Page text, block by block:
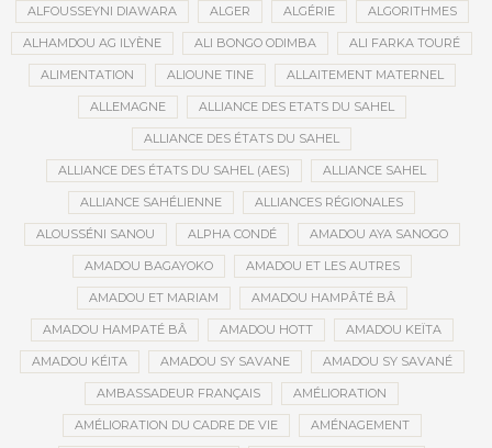
ALFOUSSEYNI DIAWARA ALGER ALGÉRIE ALGORITHMES
ALHAMDOU AG ILYÈNE ALI BONGO ODIMBA ALI FARKA TOURÉ
ALIMENTATION ALIOUNE TINE ALLAITEMENT MATERNEL
ALLEMAGNE ALLIANCE DES ETATS DU SAHEL
ALLIANCE DES ÉTATS DU SAHEL
ALLIANCE DES ÉTATS DU SAHEL (AES) ALLIANCE SAHEL
ALLIANCE SAHÉLIENNE ALLIANCES RÉGIONALES
ALOUSSÉNI SANOU ALPHA CONDÉ AMADOU AYA SANOGO
AMADOU BAGAYOKO AMADOU ET LES AUTRES
AMADOU ET MARIAM AMADOU HAMPÂTÉ BÂ
AMADOU HAMPATÉ BÂ AMADOU HOTT AMADOU KEÏTA
AMADOU KÉITA AMADOU SY SAVANE AMADOU SY SAVANÉ
AMBASSADEUR FRANÇAIS AMÉLIORATION
AMÉLIORATION DU CADRE DE VIE AMÉNAGEMENT